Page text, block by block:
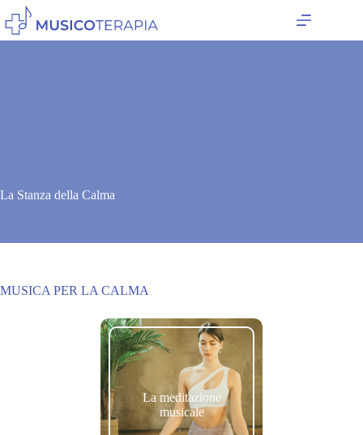
al
contenuto
La Stanza della Calma
MUSICA PER LA CALMA
La meditazione
musicale